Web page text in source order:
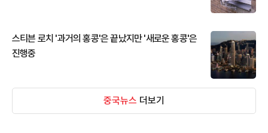
스티븐 로치 '과거의 홍콩'은 끝났지만 '새로운 홍콩'은
진행중
중국뉴스 더보기